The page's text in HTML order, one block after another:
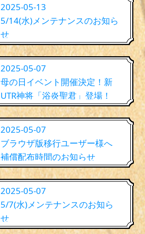
2025-05-13
5/14(水)メンテナンスのお知ら
せ
2025-05-07
母の日イベント開催決定！新
UTR神将「浴炎聖君」登場！
2025-05-07
ブラウザ版移行ユーザー様へ
補償配布時間のお知らせ
2025-05-07
5/7(水)メンテナンスのお知ら
せ